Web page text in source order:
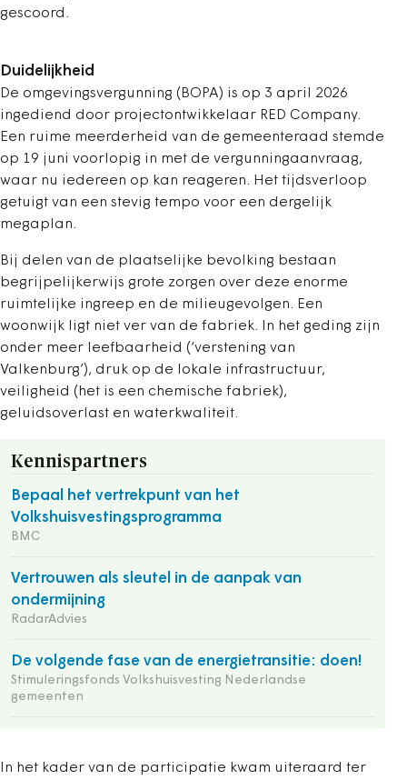
gescoord.
Duidelijkheid
De omgevingsvergunning (BOPA) is op 3 april 2026
ingediend door projectontwikkelaar RED Company.
Een ruime meerderheid van de gemeenteraad stemde
op 19 juni voorlopig in met de vergunningaanvraag,
waar nu iedereen op kan reageren. Het tijdsverloop
getuigt van een stevig tempo voor een dergelijk
megaplan.
Bij delen van de plaatselijke bevolking bestaan
begrijpelijkerwijs grote zorgen over deze enorme
ruimtelijke ingreep en de milieugevolgen. Een
woonwijk ligt niet ver van de fabriek. In het geding zijn
onder meer leefbaarheid (‘verstening van
Valkenburg’), druk op de lokale infrastructuur,
veiligheid (het is een chemische fabriek),
geluidsoverlast en waterkwaliteit.
Kennispartners
Bepaal het vertrekpunt van het
Volkshuisvestingsprogramma
BMC
Vertrouwen als sleutel in de aanpak van
ondermijning
RadarAdvies
De volgende fase van de energietransitie: doen!
Stimuleringsfonds Volkshuisvesting Nederlandse
gemeenten
In het kader van de participatie kwam uiteraard ter